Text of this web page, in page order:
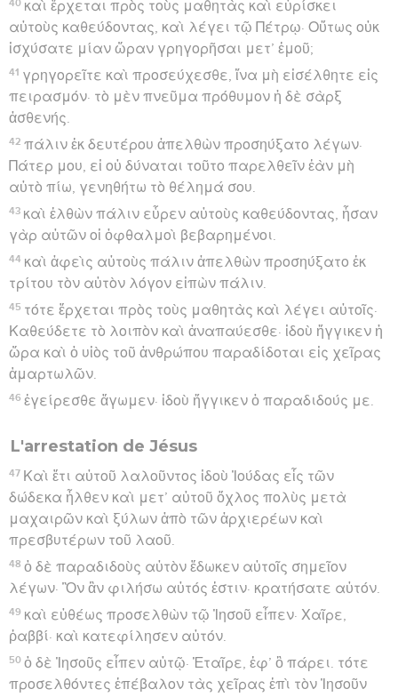
40 καὶ ἔρχεται πρὸς τοὺς μαθητὰς καὶ εὑρίσκει
αὐτοὺς καθεύδοντας, καὶ λέγει τῷ Πέτρῳ· Οὕτως οὐκ
ἰσχύσατε μίαν ὥραν γρηγορῆσαι μετ’ ἐμοῦ;
41 γρηγορεῖτε καὶ προσεύχεσθε, ἵνα μὴ εἰσέλθητε εἰς
πειρασμόν· τὸ μὲν πνεῦμα πρόθυμον ἡ δὲ σὰρξ
ἀσθενής.
42 πάλιν ἐκ δευτέρου ἀπελθὼν προσηύξατο λέγων·
Πάτερ μου, εἰ οὐ δύναται τοῦτο παρελθεῖν ἐὰν μὴ
αὐτὸ πίω, γενηθήτω τὸ θέλημά σου.
43 καὶ ἐλθὼν πάλιν εὗρεν αὐτοὺς καθεύδοντας, ἦσαν
γὰρ αὐτῶν οἱ ὀφθαλμοὶ βεβαρημένοι.
44 καὶ ἀφεὶς αὐτοὺς πάλιν ἀπελθὼν προσηύξατο ἐκ
τρίτου τὸν αὐτὸν λόγον εἰπὼν πάλιν.
45 τότε ἔρχεται πρὸς τοὺς μαθητὰς καὶ λέγει αὐτοῖς·
Καθεύδετε τὸ λοιπὸν καὶ ἀναπαύεσθε· ἰδοὺ ἤγγικεν ἡ
ὥρα καὶ ὁ υἱὸς τοῦ ἀνθρώπου παραδίδοται εἰς χεῖρας
ἁμαρτωλῶν.
46 ἐγείρεσθε ἄγωμεν· ἰδοὺ ἤγγικεν ὁ παραδιδούς με.
L'arrestation de Jésus
47 Καὶ ἔτι αὐτοῦ λαλοῦντος ἰδοὺ Ἰούδας εἷς τῶν
δώδεκα ἦλθεν καὶ μετ’ αὐτοῦ ὄχλος πολὺς μετὰ
μαχαιρῶν καὶ ξύλων ἀπὸ τῶν ἀρχιερέων καὶ
πρεσβυτέρων τοῦ λαοῦ.
48 ὁ δὲ παραδιδοὺς αὐτὸν ἔδωκεν αὐτοῖς σημεῖον
λέγων· Ὃν ἂν φιλήσω αὐτός ἐστιν· κρατήσατε αὐτόν.
49 καὶ εὐθέως προσελθὼν τῷ Ἰησοῦ εἶπεν· Χαῖρε,
ῥαββί· καὶ κατεφίλησεν αὐτόν.
50 ὁ δὲ Ἰησοῦς εἶπεν αὐτῷ· Ἑταῖρε, ἐφ’ ὃ πάρει. τότε
προσελθόντες ἐπέβαλον τὰς χεῖρας ἐπὶ τὸν Ἰησοῦν